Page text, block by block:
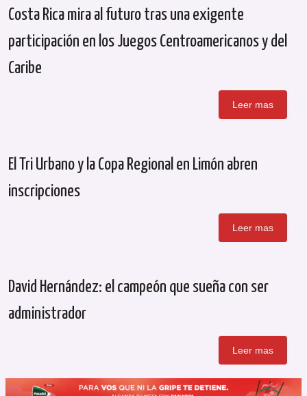
Costa Rica mira al futuro tras una exigente
participación en los Juegos Centroamericanos y del
Caribe
Leer mas
El Tri Urbano y la Copa Regional en Limón abren
inscripciones
Leer mas
David Hernández: el campeón que sueña con ser
administrador
Leer mas